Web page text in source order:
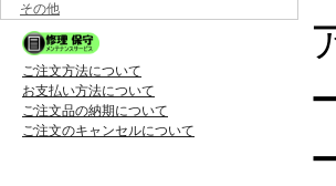
その他
ご注文方法について
お支払い方法について
ご注文品の納期について
ご注文のキャンセルについて